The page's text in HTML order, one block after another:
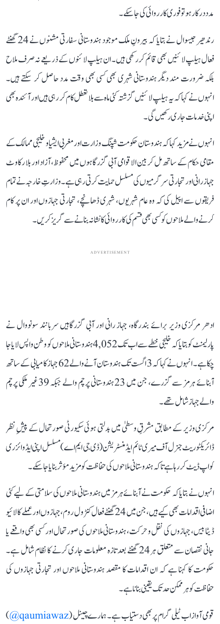
مدد درکار ہو تو فوری کارروائی کی جا سکے۔
رندھیر جیسوال نے بتایا کہ بیرونِ ملک موجود ہندوستانی سفارتی مشنوں نے 24 گھنٹے
فعال ہیلپ لائنیں بھی قائم کر رکھی ہیں۔ ان ہیلپ لائنوں کے ذریعے نہ صرف ملاح
بلکہ ضرورت مند دیگر ہندوستانی شہری بھی کسی بھی وقت مدد حاصل کر سکتے ہیں۔
انہوں نے کہا کہ یہ ہیلپ لائنیں گزشتہ کئی ماہ سے بلا تعطل کام کر رہی ہیں اور آئندہ بھی
اپنی خدمات جاری رکھیں گی۔
انہوں نے مزید کہا کہ ہندوستان حکومت شپنگ وزارت اور مغربی ایشیا و خلیجی ممالک کے
مقامی حکام کے ساتھ مل کر بین الاقوامی آبی گزرگاہوں میں محفوظ، آزاد اور بلا رکاوٹ
جہاز رانی اور تجارتی سرگرمیوں کی مسلسل حمایت کرتی رہی ہے۔ وزارتِ خارجہ نے تمام
فریقوں سے اپیل کی کہ وہ عام شہریوں، شہری ڈھانچے، تجارتی جہازوں اور ان پر کام
کرنے والے ملاحوں کو کسی بھی قسم کی کارروائی کا نشانہ بنانے سے گریز کریں۔
ADVERTISEMENT
ادھر مرکزی وزیر برائے بندرگاہ، جہاز رانی اور آبی گزرگاہیں سربانند سونووال نے
پارلیمنٹ کو بتایا کہ خلیجی خطے سے اب تک 4,052 ہندوستانی ملاحوں کو وطن واپس لایا جا
چکا ہے۔ انہوں نے کہا کہ 3 اگست تک ہندوستان آنے والے 62 جہاز کامیابی کے ساتھ
آبنائے ہرمز سے گزرے، جن میں 23 ہندوستانی پرچم والے جبکہ 39 غیر ملکی پرچم
والے جہاز شامل تھے۔
مرکزی وزیر کے مطابق مشرقِ وسطیٰ میں بدلتی ہوئی سکیورٹی صورتحال کے پیشِ نظر
ڈائریکٹوریٹ جنرل آف میری ٹائم ایڈمنسٹریشن (ڈی جی ایم اے) مسلسل اپنی ایڈوائزری
کو اپ ڈیٹ کر رہا ہے تاکہ ہندوستانی ملاحوں کی حفاظت کو مزید مؤثر بنایا جا سکے۔
انہوں نے بتایا کہ حکومت نے آبنائے ہرمز میں ہندوستانی ملاحوں کی سلامتی کے لیے کئی
اضافی اقدامات بھی کیے ہیں، جن میں 24 گھنٹے فعال کنٹرول روم، جہازوں اور عملے کا لائیو
ڈیٹا بیس، جہازوں کی نقل و حرکت، ہندوستانی ملاحوں کی صورتحال اور کسی بھی واقعے یا
جانی نقصان سے متعلق ہر 24 گھنٹے بعد تازہ معلومات جاری کرنے کا نظام شامل ہے۔
حکومت کا کہنا ہے کہ ان اقدامات کا مقصد ہندوستانی ملاحوں اور تجارتی جہازوں کی
حفاظت کو ہر ممکن حد تک یقینی بنانا ہے۔
قومی آواز اب ٹیلی گرام پر بھی دستیاب ہے۔ ہمارے چینل (qaumiawaz@
)